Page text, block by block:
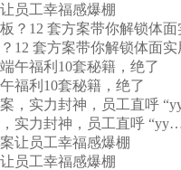
员工幸福感爆棚
12 套方案带你解锁体面
福利10套秘籍，绝了
实力封神，员工直呼
员工幸福感爆棚